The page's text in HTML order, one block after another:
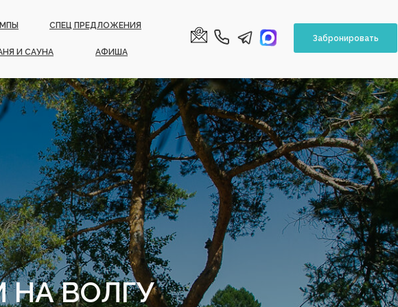
И САУНА
СПЕЦ ПРЕДЛОЖЕНИЯ
АФИША
Забронировать
НА ВОЛГУ